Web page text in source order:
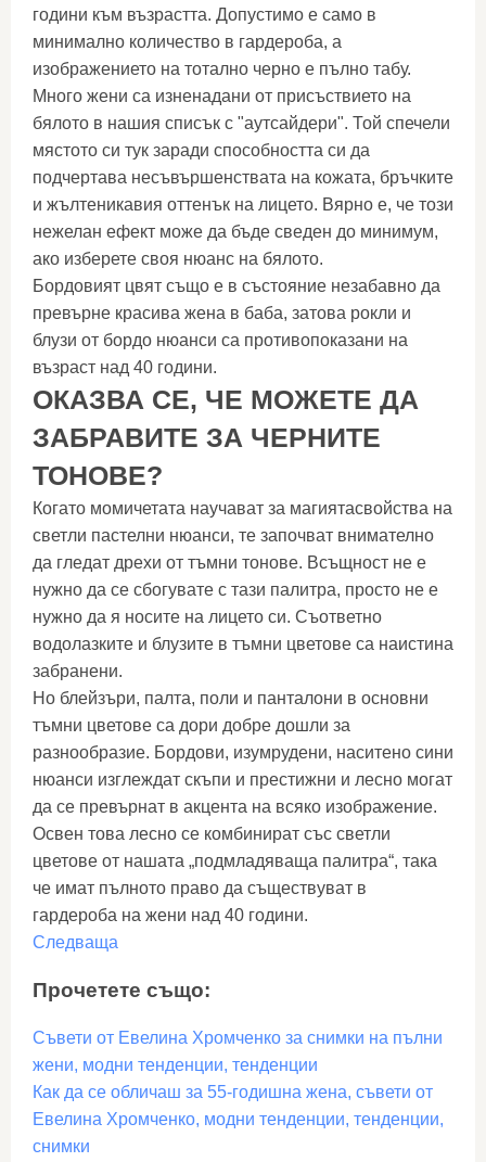
години към възрастта. Допустимо е само в
минимално количество в гардероба, а
изображението на тотално черно е пълно табу.
Много жени са изненадани от присъствието на
бялото в нашия списък с "аутсайдери". Той спечели
мястото си тук заради способността си да
подчертава несъвършенствата на кожата, бръчките
и жълтеникавия оттенък на лицето. Вярно е, че този
нежелан ефект може да бъде сведен до минимум,
ако изберете своя нюанс на бялото.
Бордовият цвят също е в състояние незабавно да
превърне красива жена в баба, затова рокли и
блузи от бордо нюанси са противопоказани на
възраст над 40 години.
ОКАЗВА СЕ, ЧЕ МОЖЕТЕ ДА
ЗАБРАВИТЕ ЗА ЧЕРНИТЕ
ТОНОВЕ?
Когато момичетата научават за магиятасвойства на
светли пастелни нюанси, те започват внимателно
да гледат дрехи от тъмни тонове. Всъщност не е
нужно да се сбогувате с тази палитра, просто не е
нужно да я носите на лицето си. Съответно
водолазките и блузите в тъмни цветове са наистина
забранени.
Но блейзъри, палта, поли и панталони в основни
тъмни цветове са дори добре дошли за
разнообразие. Бордови, изумрудени, наситено сини
нюанси изглеждат скъпи и престижни и лесно могат
да се превърнат в акцента на всяко изображение.
Освен това лесно се комбинират със светли
цветове от нашата „подмладяваща палитра“, така
че имат пълното право да съществуват в
гардероба на жени над 40 години.
Следваща
Прочетете също:
Съвети от Евелина Хромченко за снимки на пълни
жени, модни тенденции, тенденции
Как да се обличаш за 55-годишна жена, съвети от
Евелина Хромченко, модни тенденции, тенденции,
снимки